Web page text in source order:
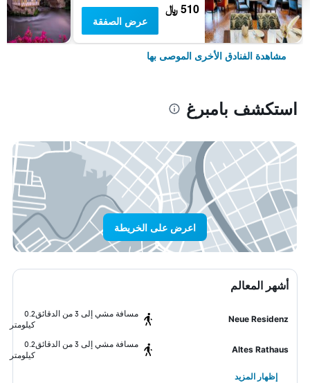
510 ﷼
عرض الصفقة
مشاهدة الفنادق الأخرى الموصى بها
استكشف بامبرغ
اعرض على الخريطة
أشهر المعالم
Neue Residenz
مسافة مشي إلى 3 من الدقائق
0.2
كيلومتر
Altes Rathaus
مسافة مشي إلى 3 من الدقائق
0.2
كيلومتر
إظهار المزيد